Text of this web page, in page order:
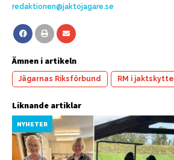
redaktionen@jaktojagare.se
Ämnen i artikeln
Jägarnas Riksförbund RM i jaktskytte
Liknande artiklar
NYHETER